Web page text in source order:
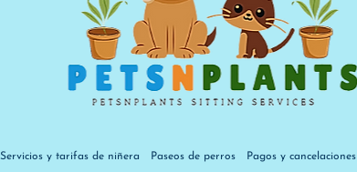
Servicios y tarifas de niñera Paseos de perros Pagos y cancelaciones